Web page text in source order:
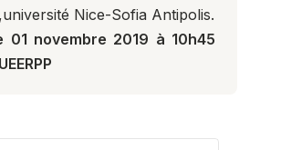
Nice-Sofia Antipolis.
01 novembre 2019 à 10h45